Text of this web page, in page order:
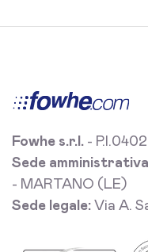
Fowhe s.r.l. -
Sede
- MARTANO (LE)
Sede legale: Via A.